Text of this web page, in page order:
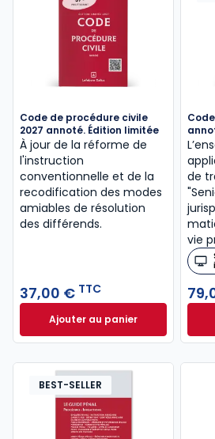
Code de procédure civile
2027 annoté. Édition limitée
À jour de la réforme de
l'instruction
conventionnelle et de la
recodification des modes
amiables de résolution
des différends.
37,00 € TTC
Ajouter au panierCode de procédure
de
vie
BEST-SELLER